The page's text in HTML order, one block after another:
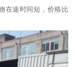
在途时间短，价格比